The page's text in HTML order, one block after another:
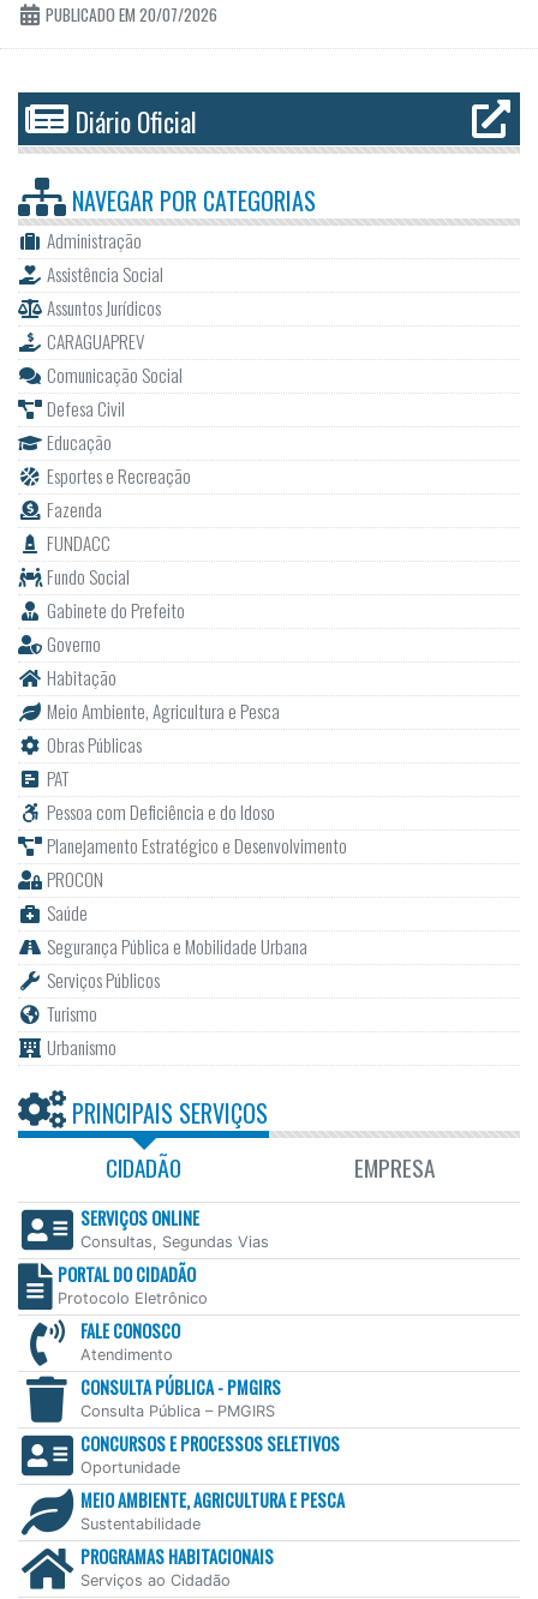
PUBLICADO EM 20/07/2026
Diário Oficial
NAVEGAR POR CATEGORIAS
Administração
Assistência Social
Assuntos Jurídicos
CARAGUAPREV
Comunicação Social
Defesa Civil
Educação
Esportes e Recreação
Fazenda
FUNDACC
Fundo Social
Gabinete do Prefeito
Governo
Habitação
Meio Ambiente, Agricultura e Pesca
Obras Públicas
PAT
Pessoa com Deficiência e do Idoso
Planejamento Estratégico e Desenvolvimento
PROCON
Saúde
Segurança Pública e Mobilidade Urbana
Serviços Públicos
Turismo
Urbanismo
PRINCIPAIS SERVIÇOS
CIDADÃO EMPRESA
SERVIÇOS ONLINE
Consultas, Segundas Vias
PORTAL DO CIDADÃO
Protocolo Eletrônico
FALE CONOSCO
Atendimento
CONSULTA PÚBLICA - PMGIRS
Consulta Pública – PMGIRS
CONCURSOS E PROCESSOS SELETIVOS
Oportunidade
MEIO AMBIENTE, AGRICULTURA E PESCA
Sustentabilidade
PROGRAMAS HABITACIONAIS
Serviços ao Cidadão